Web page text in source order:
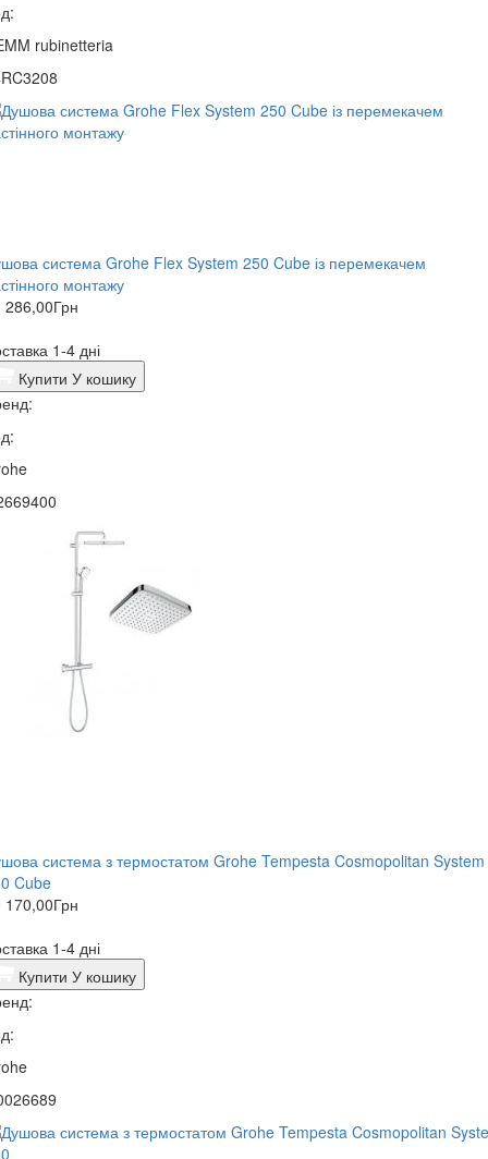
rubinetteria
система Grohe Flex System 250 Cube із перемекачем
монтажу
286,00Грн
1-4 дні
Купити У кошику
система з термостатом Grohe Tempesta Cosmopolitan System
Cube
170,00Грн
1-4 дні
Купити У кошику